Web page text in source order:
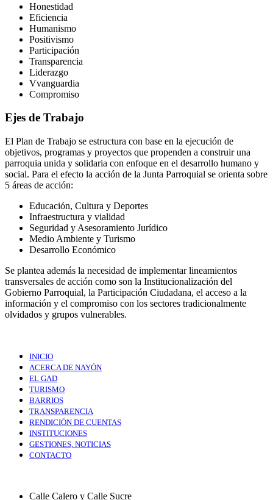
Honestidad
Eficiencia
Humanismo
Positivismo
Participación
Transparencia
Liderazgo
Vvanguardia
Compromiso
Ejes de Trabajo
El Plan de Trabajo se estructura con base en la ejecución de
objetivos, programas y proyectos que propenden a construir una
parroquia unida y solidaria con enfoque en el desarrollo humano y
social. Para el efecto la acción de la Junta Parroquial se orienta sobre
5 áreas de acción:
Educación, Cultura y Deportes
Infraestructura y vialidad
Seguridad y Asesoramiento Jurídico
Medio Ambiente y Turismo
Desarrollo Económico
Se plantea además la necesidad de implementar lineamientos
transversales de acción como son la Institucionalización del
Gobierno Parroquial, la Participación Ciudadana, el acceso a la
información y el compromiso con los sectores tradicionalmente
olvidados y grupos vulnerables.
INICIO
ACERCA DE NAYÓN
EL GAD
TURISMO
BARRIOS
TRANSPARENCIA
RENDICIÓN DE CUENTAS
INSTITUCIONES
GESTIONES, NOTICIAS
CONTACTO
Calle Calero y Calle Sucre